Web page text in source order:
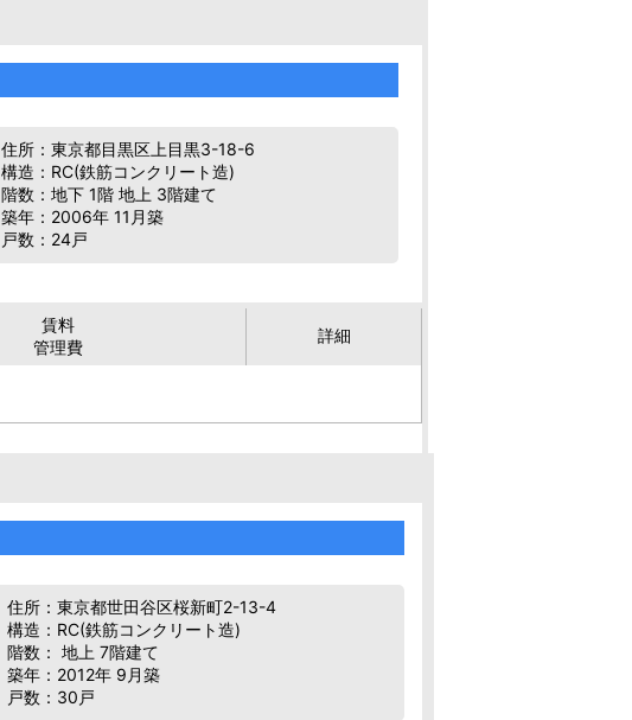
住所：東京都目黒区上目黒3-18-6
構造：RC(鉄筋コンクリート造)
階数：地下 1階 地上 3階建て
築年：2006年 11月築
戸数：24戸
賃料
管理費
詳細
住所：東京都世田谷区桜新町2-13-4
構造：RC(鉄筋コンクリート造)
階数： 地上 7階建て
築年：2012年 9月築
戸数：30戸